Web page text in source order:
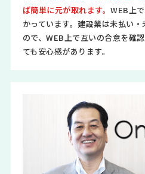
ば簡単に元が取れます。WEB上
かっています。建設業は未払い
ので、WEB上で互いの合意を確
ても安心感があります。